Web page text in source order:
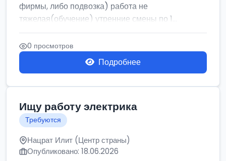
фирмы, либо подвозка) работа не
тяжелая(обучение) утренние смены по 1...
0 просмотров
Подробнее
Ищу работу электрика
Требуются
Нацрат Илит (Центр страны)
Опубликовано: 18.06.2026